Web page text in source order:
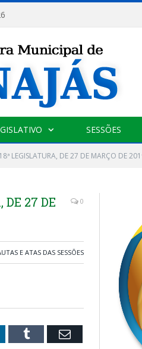
SESSÕES
LEGISLATURA, DE 27 DE MARÇO DE
27 DE
0
E ATAS DAS SESSÕES
Tumblr Email